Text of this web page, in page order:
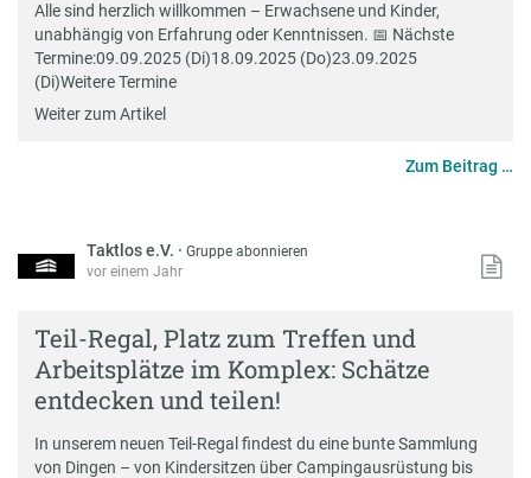
Alle sind herzlich willkommen – Erwachsene und Kinder,
unabhängig von Erfahrung oder Kenntnissen. 📅 Nächste
Termine:09.09.2025 (Di)18.09.2025 (Do)23.09.2025
(Di)Weitere Termine
Weiter zum Artikel
Zum Beitrag …
Taktlos e.V. ·Gruppe abonnieren
vor einem Jahr
Teil-Regal, Platz zum Treffen und
Arbeitsplätze im Komplex: Schätze
entdecken und teilen!
In unserem neuen Teil-Regal findest du eine bunte Sammlung
von Dingen – von Kindersitzen über Campingausrüstung bis